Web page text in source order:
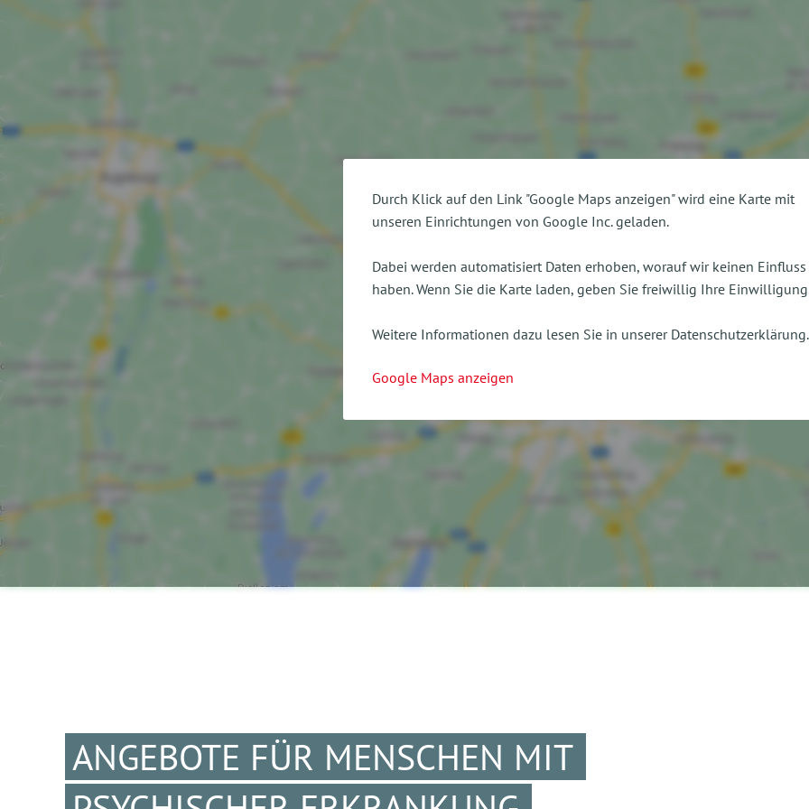
Durch Klick auf den Link "Google Maps anzeigen" wird eine Karte mit
unseren Einrichtungen von Google Inc. geladen.
Dabei werden automatisiert Daten erhoben, worauf wir keinen Einfluss
haben. Wenn Sie die Karte laden, geben Sie freiwillig Ihre
Weitere Informationen dazu lesen Sie in unserer Datenschutzerklärung.
Google Maps anzeigen
ANGEBOTE FÜR MENSCHEN MIT